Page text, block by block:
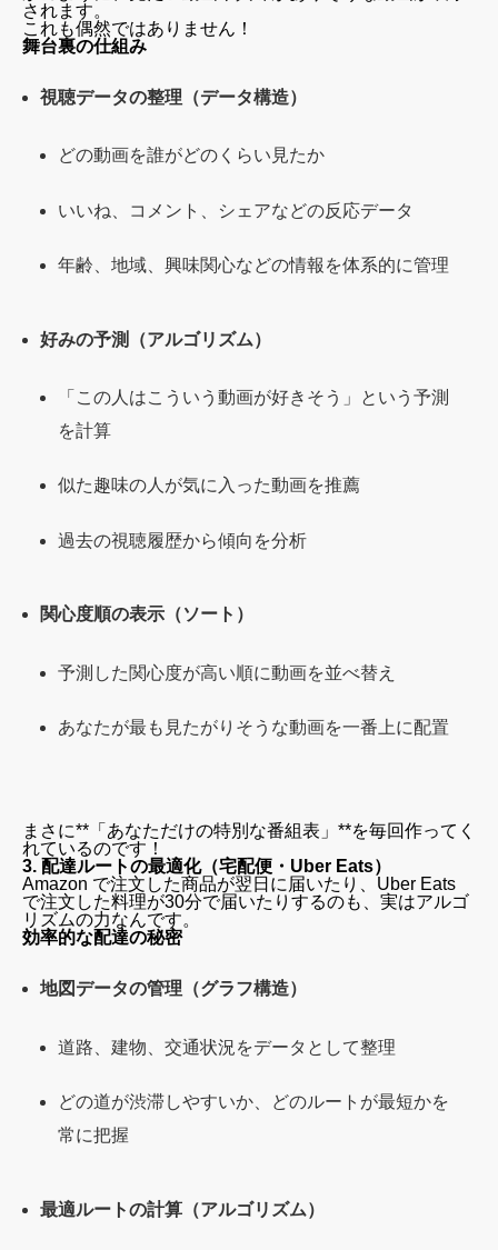
されます。
これも偶然ではありません！
舞台裏の仕組み
視聴データの整理（データ構造）
どの動画を誰がどのくらい見たか
いいね、コメント、シェアなどの反応データ
年齢、地域、興味関心などの情報を体系的に管理
好みの予測（アルゴリズム）
「この人はこういう動画が好きそう」という予測
を計算
似た趣味の人が気に入った動画を推薦
過去の視聴履歴から傾向を分析
関心度順の表示（ソート）
予測した関心度が高い順に動画を並べ替え
あなたが最も見たがりそうな動画を一番上に配置
まさに**「あなただけの特別な番組表」**を毎回作ってく
れているのです！
3. 配達ルートの最適化（宅配便・Uber Eats）
Amazon で注文した商品が翌日に届いたり、Uber Eats
で注文した料理が30分で届いたりするのも、実はアルゴ
リズムの力なんです。
効率的な配達の秘密
地図データの管理（グラフ構造）
道路、建物、交通状況をデータとして整理
どの道が渋滞しやすいか、どのルートが最短かを
常に把握
最適ルートの計算（アルゴリズム）